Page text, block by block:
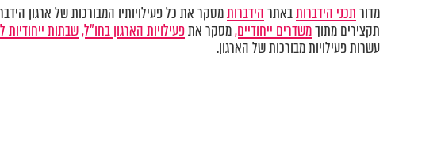
מדורתכני הידברותבאתרהידברותמסקר את כל פעילויותיו המבורכות של ארגון
תקצירים מתוךמשדרים ייחודיים,מסקר אתפעילויות הארגון בחו"ל,שבתות ייחודיות
עשרות פעילויות מבורכות של הארגון.